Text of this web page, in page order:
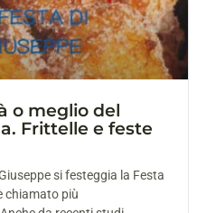
o meglio del
Frittelle e feste
si festeggia la Festa
chiamato più